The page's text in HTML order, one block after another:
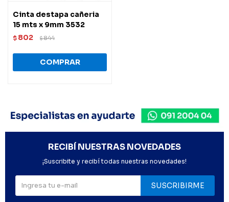
Cinta destapa cañeria
15 mts x 9mm 3532
$ 802 $844
RECIBÍ NUESTRAS NOVEDADES
¡Suscribite y recibí todas nuestras novedades!
SUSCRIBIRME